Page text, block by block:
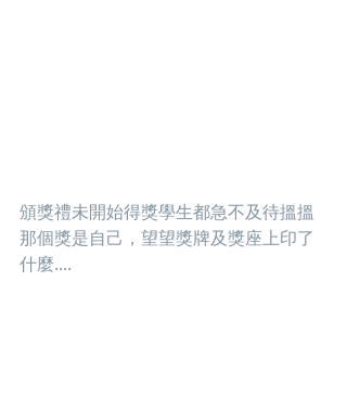
頒獎禮未開始得獎學生都急不及待搵搵
那個獎是自己，望望獎牌及獎座上印了
什麼....